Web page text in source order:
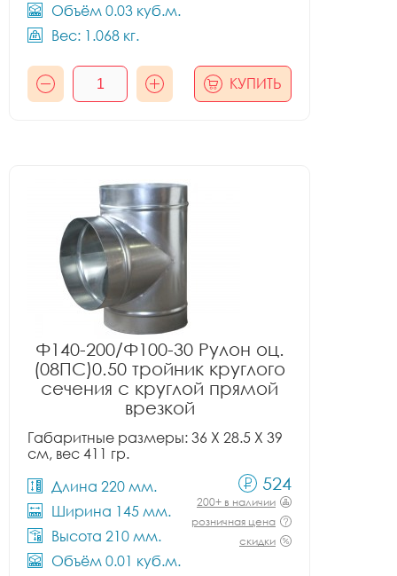
Объём 0.03 куб.м.
Вес: 1.068 кг.
КУПИТЬ
Ф140-200/Ф100-30 Рулон оц.
(08ПС)0.50 тройник круглого
сечения с круглой прямой
врезкой
Габаритные размеры: 36 X 28.5 X 39
см, вес 411 гр.
Длина 220 мм.
Ширина 145 мм.
Высота 210 мм.
Объём 0.01 куб.м.
524
200+ в наличии
розничная цена
скидки